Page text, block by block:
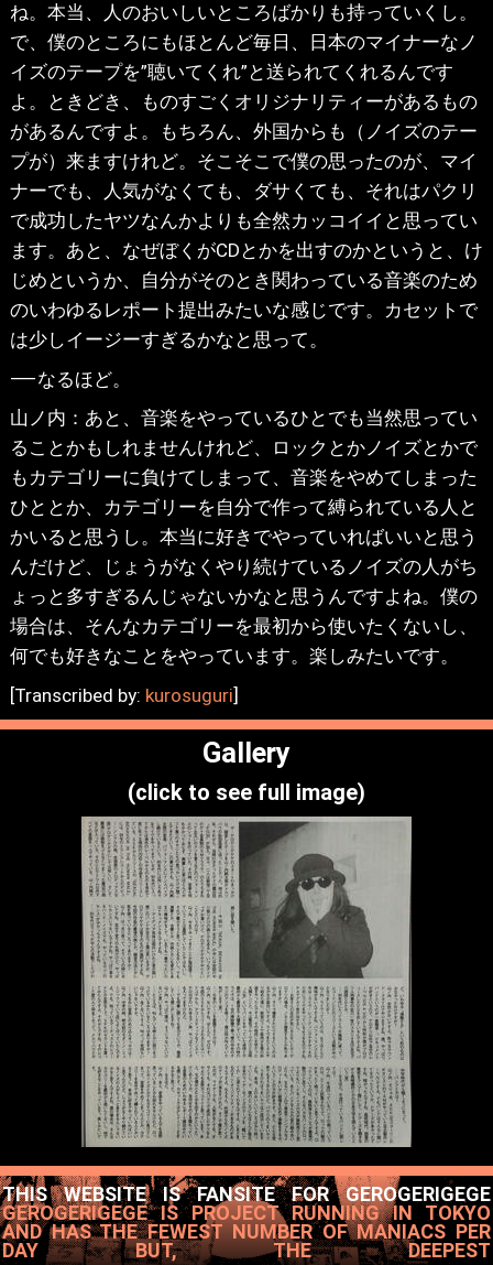
ね。本当、人のおいしいところばかりも持っていくし。
で、僕のところにもほとんど毎日、日本のマイナーなノ
イズのテープを”聴いてくれ”と送られてくれるんです
よ。ときどき、ものすごくオリジナリティーがあるもの
があるんですよ。もちろん、外国からも（ノイズのテー
プが）来ますけれど。そこそこで僕の思ったのが、マイ
ナーでも、人気がなくても、ダサくても、それはパクリ
で成功したヤツなんかよりも全然カッコイイと思ってい
ます。あと、なぜぼくがCDとかを出すのかというと、け
じめというか、自分がそのとき関わっている音楽のため
のいわゆるレポート提出みたいな感じです。カセットで
は少しイージーすぎるかなと思って。
⸺なるほど。
山ノ内：あと、音楽をやっているひとでも当然思ってい
ることかもしれませんけれど、ロックとかノイズとかで
もカテゴリーに負けてしまって、音楽をやめてしまった
ひととか、カテゴリーを自分で作って縛られている人と
かいると思うし。本当に好きでやっていればいいと思う
んだけど、じょうがなくやり続けているノイズの人がち
ょっと多すぎるんじゃないかなと思うんですよね。僕の
場合は、そんなカテゴリーを最初から使いたくないし、
何でも好きなことをやっています。楽しみたいです。
[Transcribed by: kurosuguri]
Gallery
(click to see full image)
THIS WEBSITE IS FANSITE FOR GEROGERIGEGE
GEROGERIGEGE IS PROJECT RUNNING IN TOKYO
AND HAS THE FEWEST NUMBER OF MANIACS PER
DAY BUT, THE DEEPEST